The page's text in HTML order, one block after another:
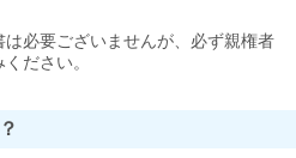
必要ございませんが、必ず親権者
ださい。